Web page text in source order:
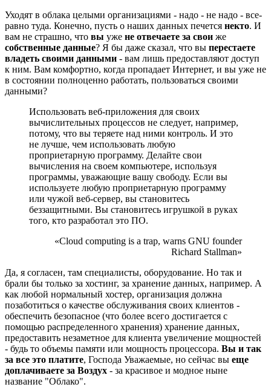
Уходят в облака целыми организациями - надо - не надо - все-
равно туда. Конечно, пусть о наших данных печется некто. И
вам не страшно, что вы уже не отвечаете за свои же
собственные данные? Я бы даже сказал, что вы перестаете
владеть своими данными - вам лишь предоставляют доступ
к ним. Вам комфортно, когда пропадает Интернет, и вы уже не
в состоянии полноценно работать, пользоваться своими
данными?
Использовать веб-приложения для своих
вычислительных процессов не следует, например,
потому, что вы теряете над ними контроль. И это
не лучше, чем использовать любую
проприетарную программу. Делайте свои
вычисления на своем компьютере, используя
программы, уважающие вашу свободу. Если вы
используете любую проприетарную программу
или чужой веб-сервер, вы становитесь
беззащитными. Вы становитесь игрушкой в руках
того, кто разработал это ПО.
«Cloud computing is a trap, warns GNU founder
Richard Stallman»
Да, я согласен, там специалисты, оборудование. Но так и
брали бы только за хостинг, за хранение данных, например. А
как любой нормальный хостер, организация должна
позаботиться о качестве обслуживания своих клиентов -
обеспечить безопасное (что более всего достигается с
помощью распределенного хранения) хранение данных,
предоставить незаметное для клиента увеличение мощностей
- будь то объемы памяти или мощность процессора. Вы и так
за все это платите, Господа Уважаемые, но сейчас вы еще
доплачиваете за Воздух - за красивое и модное ныне
название "Облако".